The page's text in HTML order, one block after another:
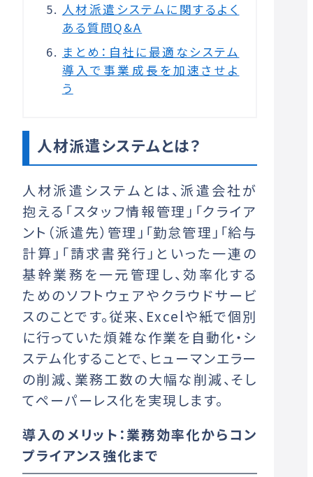
人材派遣システムに関するよく
ある質問Q&A
まとめ：自社に最適なシステム
導入で事業成長を加速させよ
う
人材派遣システムとは？
人材派遣システムとは、派遣会社が
抱える「スタッフ情報管理」「クライア
ント（派遣先）管理」「勤怠管理」「給与
計算」「請求書発行」といった一連の
基幹業務を一元管理し、効率化する
ためのソフトウェアやクラウドサービ
スのことです。従来、Excelや紙で個別
に行っていた煩雑な作業を自動化・シ
ステム化することで、ヒューマンエラー
の削減、業務工数の大幅な削減、そし
てペーパーレス化を実現します。
導入のメリット：業務効率化からコン
プライアンス強化まで